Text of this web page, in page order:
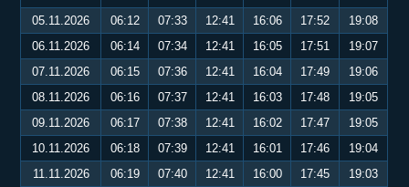
05.11.2026
06:12 07:33 12:41 16:06 17:52
19:08
06.11.2026
06:14 07:34 12:41 16:05 17:51
19:07
07.11.2026
06:15 07:36 12:41 16:04 17:49
19:06
08.11.2026
06:16 07:37 12:41 16:03 17:48
19:05
09.11.2026
06:17 07:38 12:41 16:02 17:47
19:05
10.11.2026
06:18 07:39 12:41 16:01 17:46
19:04
11.11.2026
06:19 07:40 12:41 16:00 17:45
19:03